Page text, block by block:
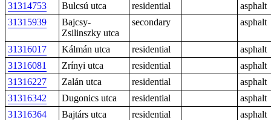
31314753
Bulcsú utca residential
asphalt
31315939
Bajcsy-
Zsilinszky utca
secondary asphalt
31316017 Kálmán utca residential
asphalt
31316081
Zrínyi utca residential
asphalt
31316227
Zalán utca residential
asphalt
31316342
Dugonics utca residential
asphalt
31316364
Bajtárs utca residential
asphalt